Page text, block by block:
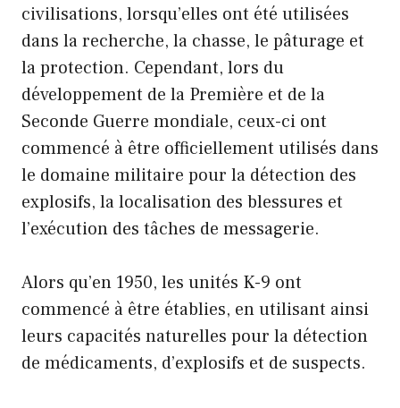
civilisations, lorsqu’elles ont été utilisées
dans la recherche, la chasse, le pâturage et
la protection. Cependant, lors du
développement de la Première et de la
Seconde Guerre mondiale, ceux-ci ont
commencé à être officiellement utilisés dans
le domaine militaire pour la détection des
explosifs, la localisation des blessures et
l’exécution des tâches de messagerie.
Alors qu’en 1950, les unités K-9 ont
commencé à être établies, en utilisant ainsi
leurs capacités naturelles pour la détection
de médicaments, d’explosifs et de suspects.